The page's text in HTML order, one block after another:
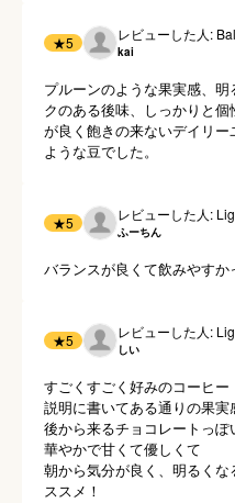
★5 レビューした人:
kai
プルーンのような果実感、
クのある後味、しっかりと
が良く飽きの来ないデイリ
ような豆でした。
★5 レビューした人:
ふーちん
バランスが良くて飲みやすか
★5 レビューした人:
しい
すごくすごく好みのコーヒー
説明に書いてある通りの果実
後から来るチョコレートっ
華やかで甘くて優しくて
朝から気分が良く、明るく
ススメ！